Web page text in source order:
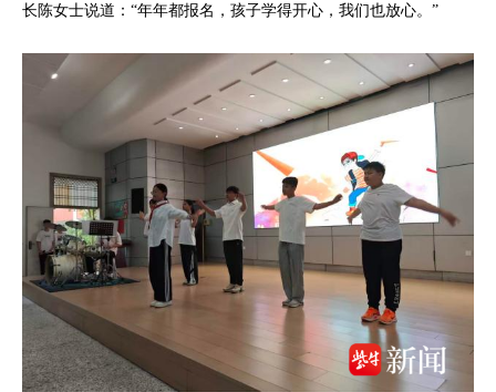
长陈女士说道：“年年都报名，孩子学得开心，我们也放心。”